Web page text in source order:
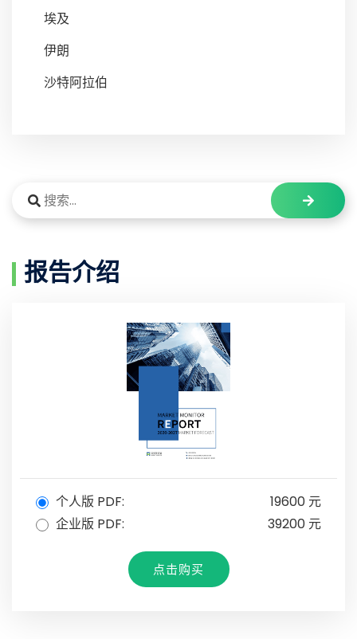
埃及
伊朗
沙特阿拉伯
报告介绍
个人版 PDF:
19600 元
企业版 PDF:
39200 元
点击购买